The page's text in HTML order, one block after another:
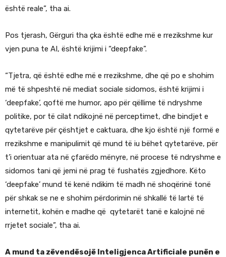
është reale”, tha ai.
Pos tjerash, Gërguri tha çka është edhe më e rrezikshme kur
vjen puna te AI, është krijimi i “deepfake”.
“Tjetra, që është edhe më e rrezikshme, dhe që po e shohim
më të shpeshtë në mediat sociale sidomos, është krijimi i
‘deepfake’, qoftë me humor, apo për qëllime të ndryshme
politike, por të cilat ndikojnë në perceptimet, dhe bindjet e
qytetarëve për çështjet e caktuara, dhe kjo është një formë e
rrezikshme e manipulimit që mund të iu bëhet qytetarëve, për
t’i orientuar ata në çfarëdo mënyre, në procese të ndryshme e
sidomos tani që jemi në prag të fushatës zgjedhore. Këto
‘deepfake’ mund të kenë ndikim të madh në shoqërinë tonë
për shkak se ne e shohim përdorimin në shkallë të lartë të
internetit, kohën e madhe që qytetarët tanë e kalojnë në
rrjetet sociale”, tha ai.
A mund ta zëvendësojë Inteligjenca Artificiale punën e